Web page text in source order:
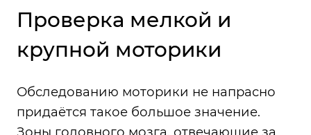
Проверка мелкой и
крупной моторики
Обследованию моторики не напрасно
придаётся такое большое значение.
Зоны головного мозга, отвечающие за